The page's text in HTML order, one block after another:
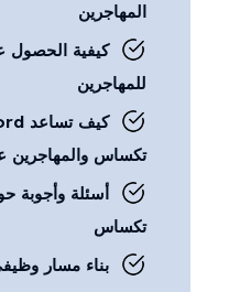
المهاجرين
كيفية
للمهاجرين
تكساس والمهاجرين
أسئلة وأجوبة
تكساس
بناء مسار